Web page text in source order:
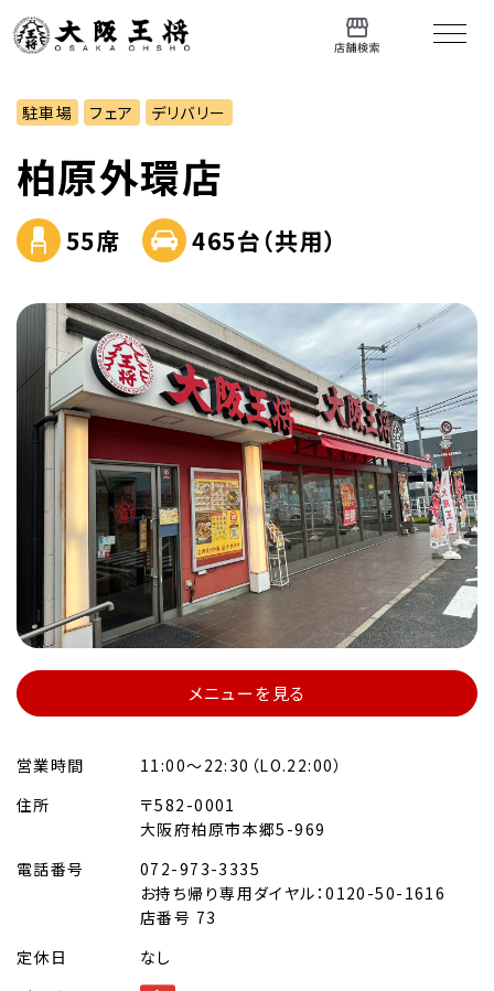
駐車場 フェア デリバリー
柏原外環店
55席 465台（共用）
メニューを見る
営業時間
11:00～22:30（LO.22:00）
住所
〒582-0001
大阪府柏原市本郷5-969
電話番号
072-973-3335
お持ち帰り専用ダイヤル：0120-50-1616
店番号 73
定休日
なし